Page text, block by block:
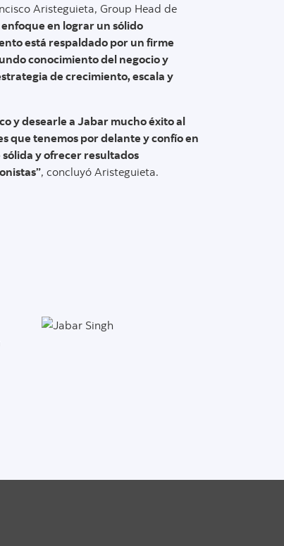
Aristeguieta, Group Head de
enfoque en lograr un sólido
está respaldado por un firme
conocimiento del negocio y
de crecimiento, escala y
y desearle a Jabar mucho éxito al
que tenemos por delante y confío en
y ofrecer resultados
, concluyó Aristeguieta.